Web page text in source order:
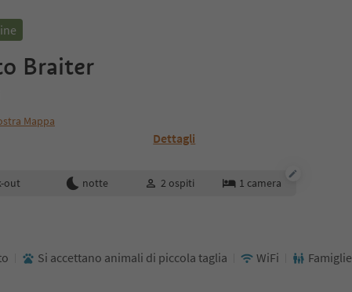
Braiter
Mappa
Dettagli
out notte 2 ospiti 1 camera
Si accettano animali di piccola taglia WiFi Famiglie